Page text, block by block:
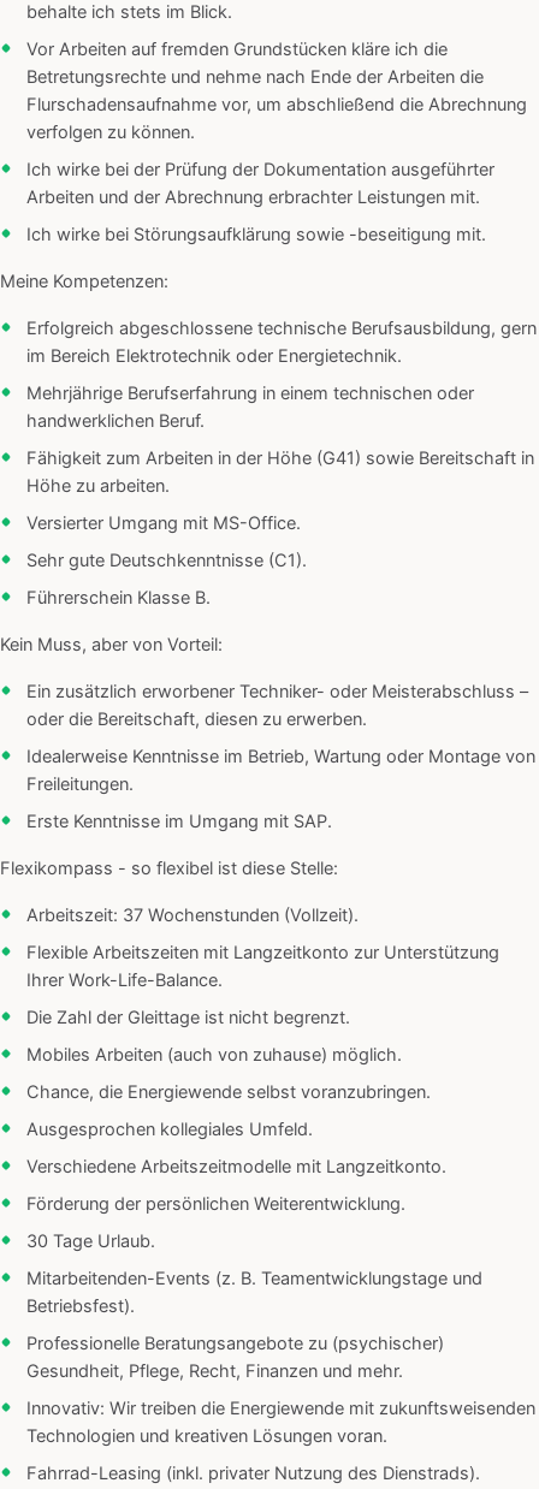
behalte ich stets im Blick.
Vor Arbeiten auf fremden Grundstücken kläre ich die
Betretungsrechte und nehme nach Ende der Arbeiten die
Flurschadensaufnahme vor, um abschließend die Abrechnung
verfolgen zu können.
Ich wirke bei der Prüfung der Dokumentation ausgeführter
Arbeiten und der Abrechnung erbrachter Leistungen mit.
Ich wirke bei Störungsaufklärung sowie -beseitigung mit.
Meine Kompetenzen:
Erfolgreich abgeschlossene technische Berufsausbildung, gern
im Bereich Elektrotechnik oder Energietechnik.
Mehrjährige Berufserfahrung in einem technischen oder
handwerklichen Beruf.
Fähigkeit zum Arbeiten in der Höhe (G41) sowie Bereitschaft in
Höhe zu arbeiten.
Versierter Umgang mit MS-Office.
Sehr gute Deutschkenntnisse (C1).
Führerschein Klasse B.
Kein Muss, aber von Vorteil:
Ein zusätzlich erworbener Techniker- oder Meisterabschluss –
oder die Bereitschaft, diesen zu erwerben.
Idealerweise Kenntnisse im Betrieb, Wartung oder Montage von
Freileitungen.
Erste Kenntnisse im Umgang mit SAP.
Flexikompass - so flexibel ist diese Stelle:
Arbeitszeit: 37 Wochenstunden (Vollzeit).
Flexible Arbeitszeiten mit Langzeitkonto zur Unterstützung
Ihrer Work-Life-Balance.
Die Zahl der Gleittage ist nicht begrenzt.
Mobiles Arbeiten (auch von zuhause) möglich.
Chance, die Energiewende selbst voranzubringen.
Ausgesprochen kollegiales Umfeld.
Verschiedene Arbeitszeitmodelle mit Langzeitkonto.
Förderung der persönlichen Weiterentwicklung.
30 Tage Urlaub.
Mitarbeitenden-Events (z. B. Teamentwicklungstage und
Betriebsfest).
Professionelle Beratungsangebote zu (psychischer)
Gesundheit, Pflege, Recht, Finanzen und mehr.
Innovativ: Wir treiben die Energiewende mit zukunftsweisenden
Technologien und kreativen Lösungen voran.
Fahrrad-Leasing (inkl. privater Nutzung des Dienstrads).